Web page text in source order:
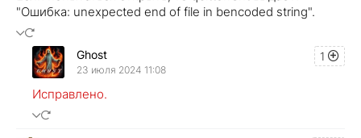
"Ошибка: unexpected end of file in bencoded string".
1
Ghost
23 июля 2024 11:08
Исправлено.